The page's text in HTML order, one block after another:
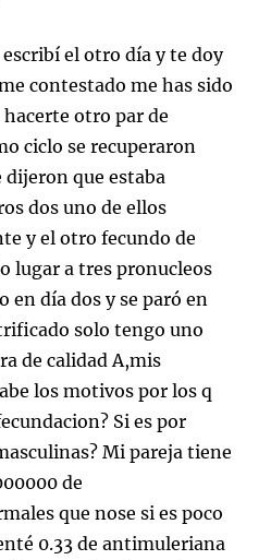
el otro día y te doy
contestado me has sido
otro par de
ciclo se recuperaron
que estaba
dos uno de ellos
y el otro fecundo de
lugar a tres pronucleos
en día dos y se paró en
solo tengo uno
de calidad A,mis
los motivos por los q
Si es por
Mi pareja tiene
de
que nose si es poco
0.33 de antimuleriana